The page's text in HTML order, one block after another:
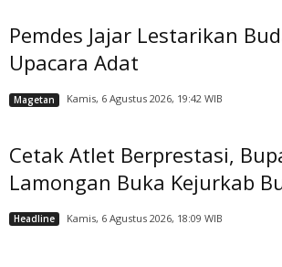
Pemdes Jajar Lestarikan
Upacara Adat
Magetan Kamis, 6 Agustus 2026, 19:42 WIB
Cetak Atlet Berprestasi,
Lamongan Buka Kejurkab
Headline Kamis, 6 Agustus 2026, 18:09 WIB